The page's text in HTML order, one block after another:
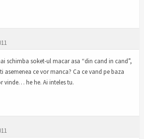
schimba soket-ul macar asa “din cand in cand”,
asemenea ce vor manca? Ca ce vand pe baza
vinde… he he. Ai inteles tu.